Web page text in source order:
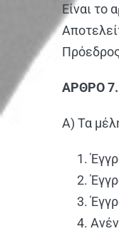
Είναι το
ΑΡΘΡΟ 7.
Α) Τα